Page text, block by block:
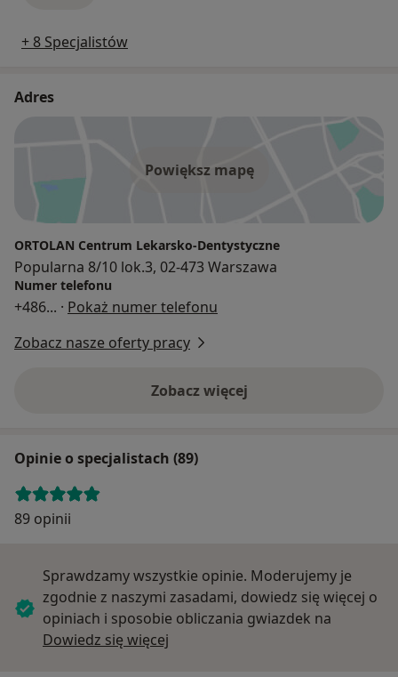
+ 8 Specjalistów
Adres
Powiększ mapę
ORTOLAN Centrum Lekarsko-Dentystyczne
Popularna 8/10 lok.3, 02-473 Warszawa
Numer telefonu
+486... · Pokaż numer telefonu
Zobacz nasze oferty pracy
Zobacz więcej
Opinie o specjalistach (89)
89 opinii
Sprawdzamy wszystkie opinie. Moderujemy je
zgodnie z naszymi zasadami, dowiedz się więcej o
opiniach i sposobie obliczania gwiazdek na
Dowiedz się więcej